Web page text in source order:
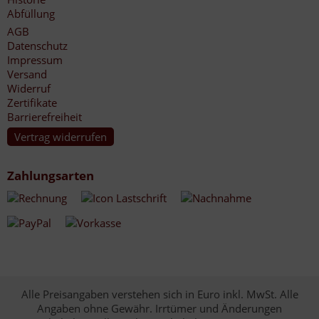
Abfüllung
AGB
Datenschutz
Impressum
Versand
Widerruf
Zertifikate
Barrierefreiheit
Vertrag widerrufen
Zahlungsarten
Alle Preisangaben verstehen sich in Euro inkl. MwSt. Alle
Angaben ohne Gewähr. Irrtümer und Änderungen